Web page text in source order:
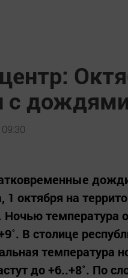
с
октября на
температура
В столице
температура
до +6..+8˚. По